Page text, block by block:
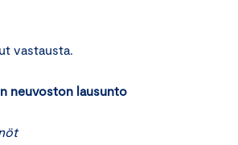
vastausta.
neuvoston lausunto